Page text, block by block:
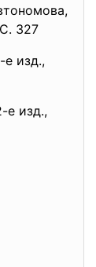
327
е изд.,
е изд.,